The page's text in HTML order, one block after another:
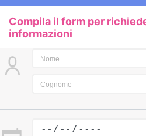
Compila il form per
informazioni